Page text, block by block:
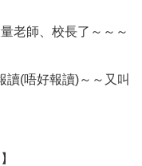
老師、校長了～～～
讀(唔好報讀)～～又叫